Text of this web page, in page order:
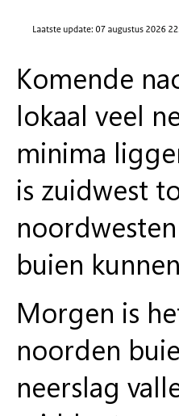
Komende
lokaal veel
minima
is zuidwest
buien
Morgen is
noorden
neerslag